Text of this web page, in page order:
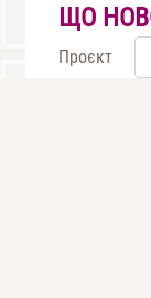
ЩО
Проєкт